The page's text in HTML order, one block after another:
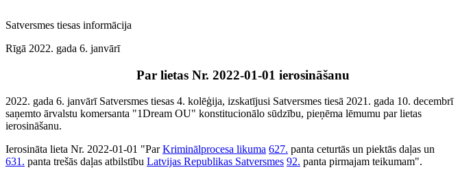
Satversmes tiesas informācija
Rīgā 2022. gada 6. janvārī
Par lietas Nr. 2022-01-01 ierosināšanu
2022. gada 6. janvārī Satversmes tiesas 4. kolēģija, izskatījusi Satversmes tiesā 2021. gada 10. decembrī
saņemto ārvalstu komersanta "1Dream OU" konstitucionālo sūdzību, pieņēma lēmumu par lietas
ierosināšanu.
Ierosināta lieta Nr. 2022-01-01 "ParKriminālprocesa likuma 627. panta ceturtās un piektās daļas un
631. panta trešās daļas atbilstību Latvijas Republikas Satversmes 92. panta pirmajam teikumam".